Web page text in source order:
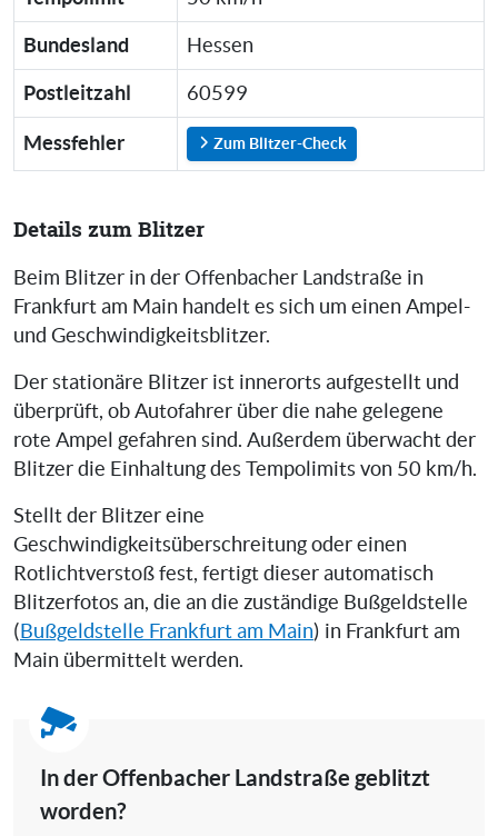
Bundesland Hessen
Postleitzahl 60599
Messfehler Zum Blitzer-Check
Details zum Blitzer
Beim Blitzer in der Offenbacher Landstraße in
Frankfurt am Main handelt es sich um einen Ampel-
und Geschwindigkeitsblitzer.
Der stationäre Blitzer ist innerorts aufgestellt und
überprüft, ob Autofahrer über die nahe gelegene
rote Ampel gefahren sind. Außerdem überwacht der
Blitzer die Einhaltung des Tempolimits von 50 km/h.
Stellt der Blitzer eine
Geschwindigkeitsüberschreitung oder einen
Rotlichtverstoß fest, fertigt dieser automatisch
Blitzerfotos an, die an die zuständige Bußgeldstelle
( Bußgeldstelle Frankfurt am Main) in Frankfurt am
Main übermittelt werden.
In der Offenbacher Landstraße geblitzt
worden?